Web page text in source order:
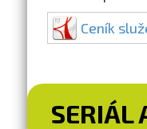
Ceník
SERIÁL